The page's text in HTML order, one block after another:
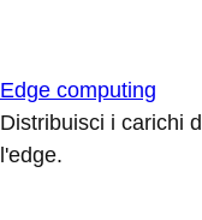
Edge computing
Distribuisci i carichi
l'edge.